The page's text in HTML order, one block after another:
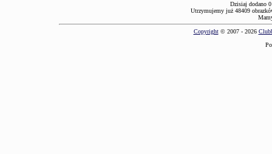
Dzisiaj dodano
Utrzymujemy już 48409
Copyright© 2007 - 2026